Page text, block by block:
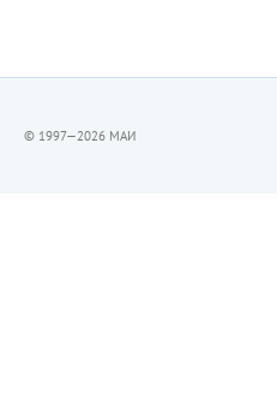
© 1997—2026 МАИ